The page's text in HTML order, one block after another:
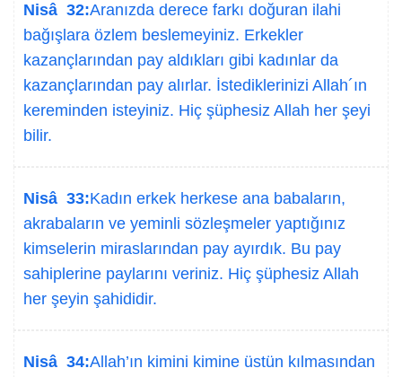
Nisâ 32:Aranızda derece farkı doğuran ilahi
bağışlara özlem beslemeyiniz. Erkekler
kazançlarından pay aldıkları gibi kadınlar da
kazançlarından pay alırlar. İstediklerinizi Allah´ın
kereminden isteyiniz. Hiç şüphesiz Allah her şeyi
bilir.
Nisâ 33:Kadın erkek herkese ana babaların,
akrabaların ve yeminli sözleşmeler yaptığınız
kimselerin miraslarından pay ayırdık. Bu pay
sahiplerine paylarını veriniz. Hiç şüphesiz Allah
her şeyin şahididir.
Nisâ 34:Allah’ın kimini kimine üstün kılmasından